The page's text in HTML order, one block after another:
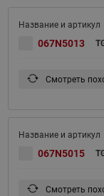
067N5013
Смотреть
067N5015
Смотреть